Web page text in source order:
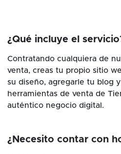
¿Qué incluye el
Contratando cualquiera de
venta, creas tu propio sitio
su diseño, agregarle tu blog
herramientas de venta de
auténtico negocio digital.
¿Necesito contar con